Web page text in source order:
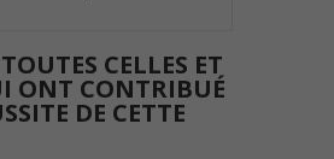
CELLES ET
ONT CONTRIBUÉ
DE CETTE